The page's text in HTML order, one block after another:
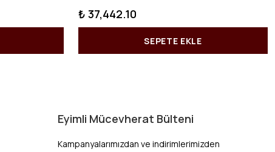
₺ 37,442.10
SEPETE EKLE
Eyimli Mücevherat Bülteni
Kampanyalarımızdan ve indirimlerimizden